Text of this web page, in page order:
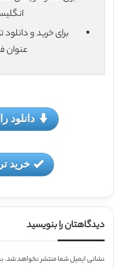
برای خرید و
عنوان
دانلود
خرید
دیدگاهتان را بنویسید
نشانی ایمیل شما منتشر نخواهد شد.